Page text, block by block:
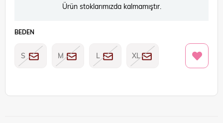
Ürün stoklarımızda kalmamıştır.
BEDEN
S M L XL